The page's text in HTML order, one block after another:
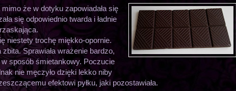
że w dotyku zapowiadała się
się odpowiednio twarda i ładnie
niestety trochę miękko-opornie.
zbita. Sprawiała wrażenie bardzo,
w sposób śmietankowy. Poczucie
nie męczyło dzięki lekko niby
efektowi pyłku, jaki pozostawiała.